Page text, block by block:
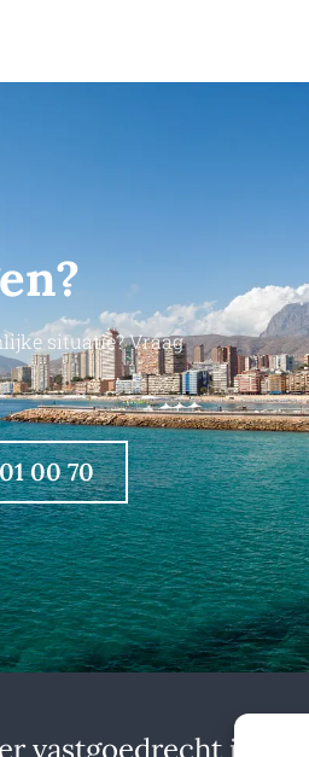
situatie? Vraag
00 70
vastgoedrecht in